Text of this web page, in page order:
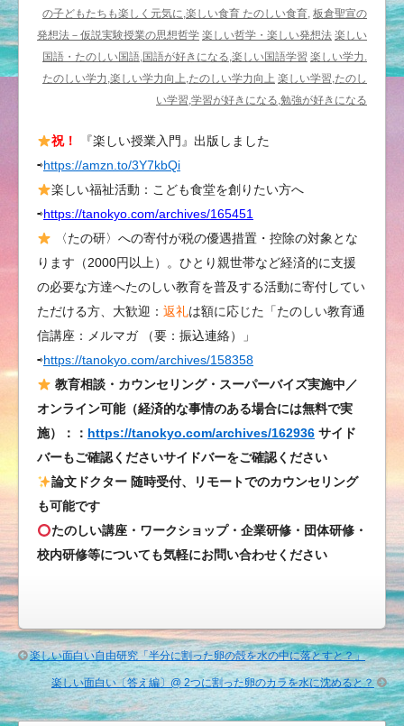
想
を
確
か
重
要
性
た
い
教
育
の
発
想
の子どもたちも楽しく元気に,楽しい食育 たのしい食育, 板倉聖宣の
発想法－仮説実験授業の思想哲学 楽しい哲学・楽しい発想法 楽しい
国語・たのしい国語,国語が好きになる,楽しい国語学習 楽しい学力.
たのしい学力,楽しい学力向上,たのしい学力向上 楽しい学習,たのし
い学習,学習が好きになる,勉強が好きになる
祝！
『楽しい授業入門』出版しました
⇨https://amzn.to/3Y7kbQi
楽しい福祉活動：こども食堂を創りたい方へ
⇨https://tanokyo.com/archives/165451
〈たの研〉への寄付が税の優遇措置・控除の対象とな
ります（2000円以上）。ひとり親世帯など経済的に支援
の必要な方達へたのしい教育を普及する活動に寄付してい
ただける方、大歓迎： 返礼は額に応じた「たのしい教育通
信講座：メルマガ （要：振込連絡）」
⇨https://tanokyo.com/archives/158358
教育相談・カウンセリング・スーパーバイズ実施中／
オンライン可能（経済的な事情のある場合には無料で実
施）：： https://tanokyo.com/archives/162936 サイド
バーもご確認くださいサイドバーをご確認ください
論文ドクター 随時受付、リモートでのカウンセリング
も可能です
たのしい講座・ワークショップ・企業研修・団体研修・
校内研修等についても気軽にお問い合わせください
楽しい面白い自由研究「半分に割った卵の殻を水の中に落とすと？」
楽しい面白い〔答え編〕@ 2つに割った卵のカラを水に沈めると？